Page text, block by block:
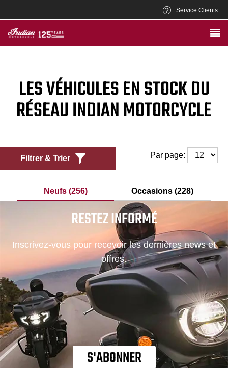
Service Clients
LES VÉHICULES EN STOCK DU
RÉSEAU INDIAN MOTORCYCLE
Filtrer & Trier Par page:
Neufs (256) Occasions (228)
RESTEZ INFORMÉ
Inscrivez-vous pour recevoir les dernières news et
offres.
S'ABONNER